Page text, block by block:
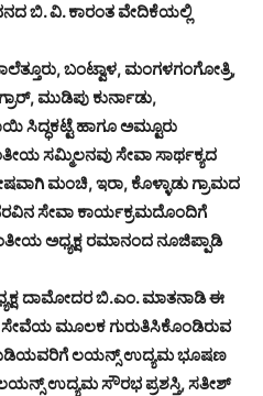
ಬಿ. ವಿ. ಕಾರಂತ ವೇದಿಕೆಯಲ್ಲಿ
ಬಂಟ್ವಾಳ, ಮಂಗಳಗಂಗೋತ್ರಿ,
ಮುಡಿಪು ಕುರ್ನಾಡು,
ಸಿದ್ಧಕಟ್ಟೆ ಹಾಗೂ ಅಮ್ಟೂರು
ಸಮ್ಮಿಲನವು ಸೇವಾ ಸಾರ್ಥಕ್ಯದ
ಮಂಚಿ, ಇರಾ, ಕೊಳ್ಳಾಡು ಗ್ರಾಮದ
ಸೇವಾ ಕಾರ್ಯಕ್ರಮದೊಂದಿಗೆ
ಅಧ್ಯಕ್ಷ ರಮಾನಂದ ನೂಜಿಪ್ಪಾಡಿ
ದಾಮೋದರ ಬಿ.ಎಂ. ಮಾತನಾಡಿ ಈ
ಸೇವೆಯ ಮೂಲಕ ಗುರುತಿಸಿಕೊಂಡಿರುವ
ಲಯನ್ಸ್ ಉದ್ಯಮ ಭೂಷಣ
ಉದ್ಯಮ ಸೌರಭ ಪ್ರಶಸ್ತಿ, ಸತೀಶ್